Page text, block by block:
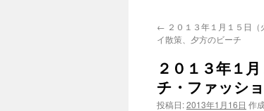
← ２０１３年１月１５日
イ散策、夕方のビーチ
２０１３年１
チ・ファッシ
投稿日:2013年1月16日 作